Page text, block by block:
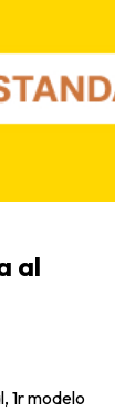
al
1r modelo